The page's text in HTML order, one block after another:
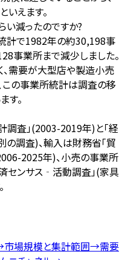
えます。
減ったのですか?
計で1982年の約30,198事
事業所まで減少しました。
、需要が大型店や製造小売
この事業所統計は調査の移
す。
査」(2003-2019年)と「経
調査)、輸入は財務省「貿
2025年)、小売の事業所
センサス‐活動調査」(家具
市場規模と集計範囲→需要